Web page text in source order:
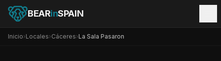
BEARinSPAIN
Inicio›Locales›Cáceres›La Sala Pasaron